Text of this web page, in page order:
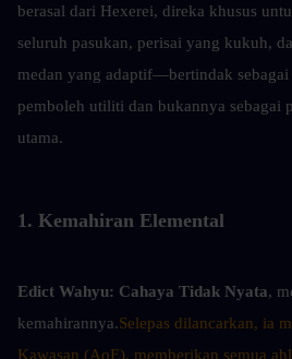
berasal dari Hexerei, direka khusus
seluruh pasukan, perisai yang kukuh,
medan yang adaptif—bertindak
pemboleh utiliti dan bukannya sebagai
utama.
1. Kemahiran Elemental
Edict Wahyu: Cahaya Tidak Nyata,
kemahirannya.Selepas dilancarkan, ia